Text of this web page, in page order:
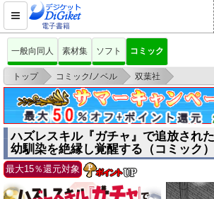
電子書籍
一般向同人 素材集 ソフト コミック
トップ > コミック/ノベル > 双葉社
>
ハズレスキル『ガチャ』で追放された俺は、わがま
る（コミック
ハズレスキル『ガチャ』で追放され
幼馴染を絶縁し覚醒する（コミック
最大15％還元対象